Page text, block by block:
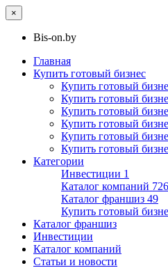
×
Bis-on.by
Главная
Купить готовый бизнес
Купить готовый
Купить готовый
Купить готовый
Купить готовый
Купить готовый
Купить готовый
Категории
Инвестиции 1
Каталог компаний 726
Каталог франшиз 49
Купить готовый
Каталог франшиз
Инвестиции
Каталог компаний
Статьи и новости